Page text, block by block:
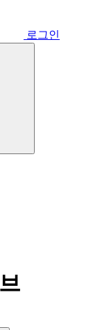
로그인